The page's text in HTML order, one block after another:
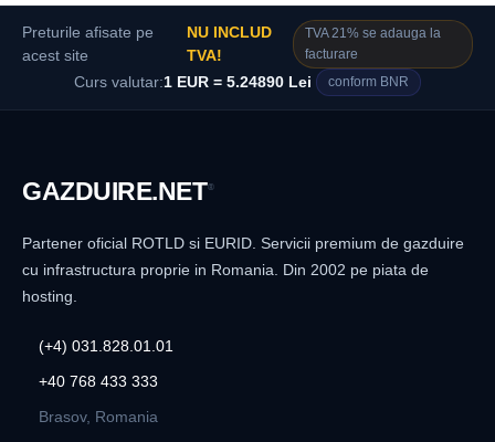
Preturile afisate pe
acest site
NU INCLUD
TVA!
TVA 21% se adauga la
facturare
Curs valutar:1 EUR = 5.24890 Lei conform BNR
GAZDUIRE.NET®
Partener oficial ROTLD si EURID. Servicii premium de gazduire
cu infrastructura proprie in Romania. Din 2002 pe piata de
hosting.
(+4) 031.828.01.01
+40 768 433 333
Brasov, Romania